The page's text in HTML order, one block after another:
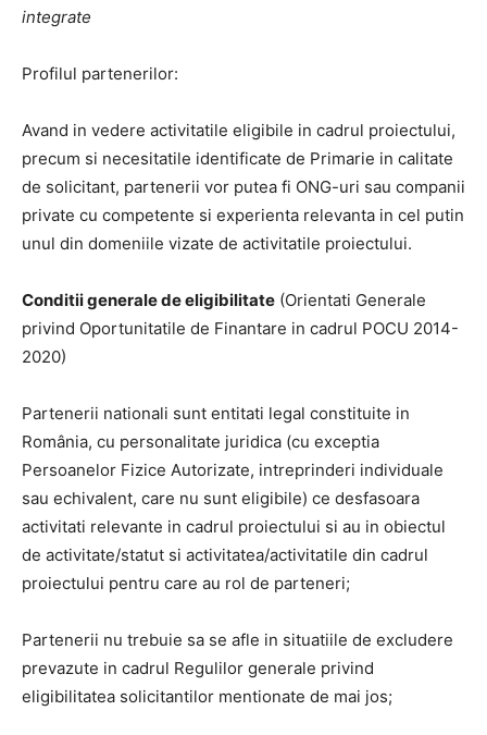
integrate
Profilul partenerilor:
Avand in vedere activitatile eligibile in cadrul proiectului,
precum si necesitatile identificate de Primarie in calitate
de solicitant, partenerii vor putea fi ONG-uri sau companii
private cu competente si experienta relevanta in cel putin
unul din domeniile vizate de activitatile proiectului.
Conditii generale de eligibilitate (Orientati Generale
privind Oportunitatile de Finantare in cadrul POCU 2014-
2020)
Partenerii nationali sunt entitati legal constituite in
România, cu personalitate juridica (cu exceptia
Persoanelor Fizice Autorizate, intreprinderi individuale
sau echivalent, care nu sunt eligibile) ce desfasoara
activitati relevante in cadrul proiectului si au in obiectul
de activitate/statut si activitatea/activitatile din cadrul
proiectului pentru care au rol de parteneri;
Partenerii nu trebuie sa se afle in situatiile de excludere
prevazute in cadrul Regulilor generale privind
eligibilitatea solicitantilor mentionate de mai jos;